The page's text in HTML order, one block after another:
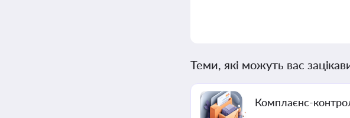
Теми, які можуть вас
Комплаєнс-